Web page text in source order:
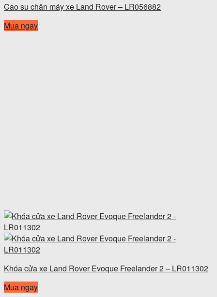
Cao su chân máy xe Land Rover – LR056882
Mua ngay
Khóa cửa xe Land Rover Evoque Freelander 2 – LR011302
Mua ngay